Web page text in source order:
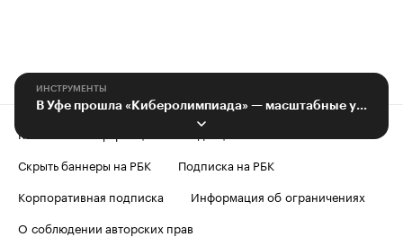
ИНСТРУМЕНТЫ
В Уфе прошла «Киберолимпиада» — масштабные учения по отражению кибератак
Контактная информация
Редакция
Скрыть баннеры на РБК
Подписка на РБК
Корпоративная подписка
Информация об ограничениях
О соблюдении авторских прав